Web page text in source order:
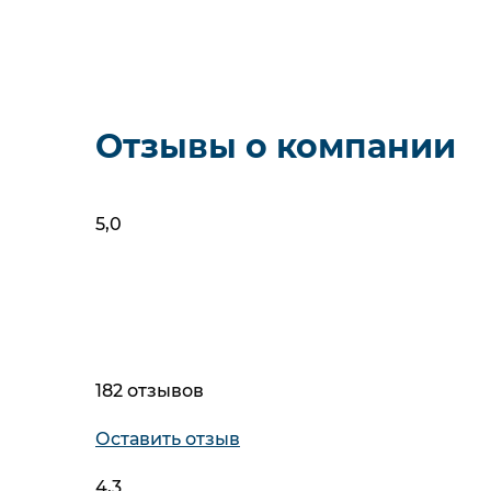
Отзывы о компании
5,0
182 отзывов
Оставить отзыв